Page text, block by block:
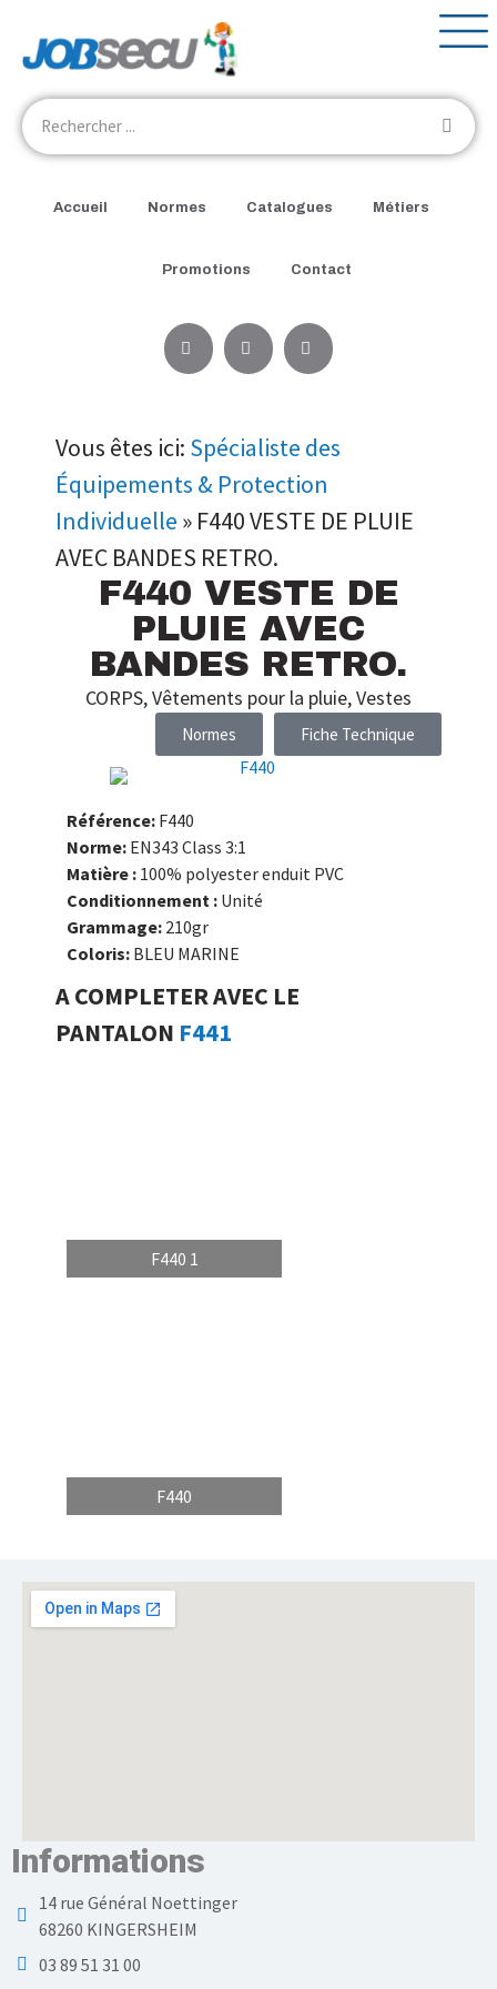
Accueil Normes Catalogues Métiers
Promotions Contact
Vous êtes ici: Spécialiste des
Équipements & Protection
Individuelle » F440 VESTE DE PLUIE
AVEC BANDES RETRO.
F440 VESTE DE
PLUIE AVEC
BANDES RETRO.
CORPS,Vêtements pour la pluie,Vestes
Normes Fiche Technique
Référence: F440
Norme: EN343 Class 3:1
Matière : 100% polyester enduit PVC
Conditionnement : Unité
Grammage: 210gr
Coloris: BLEU MARINE
A COMPLETER AVEC LE
PANTALON F441
F440 1
F440
Informations
14 rue Général Noettinger
68260 KINGERSHEIM
03 89 51 31 00